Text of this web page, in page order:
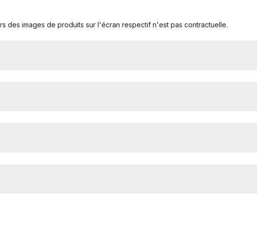
des images de produits sur l'écran respectif n'est pas contractuelle.